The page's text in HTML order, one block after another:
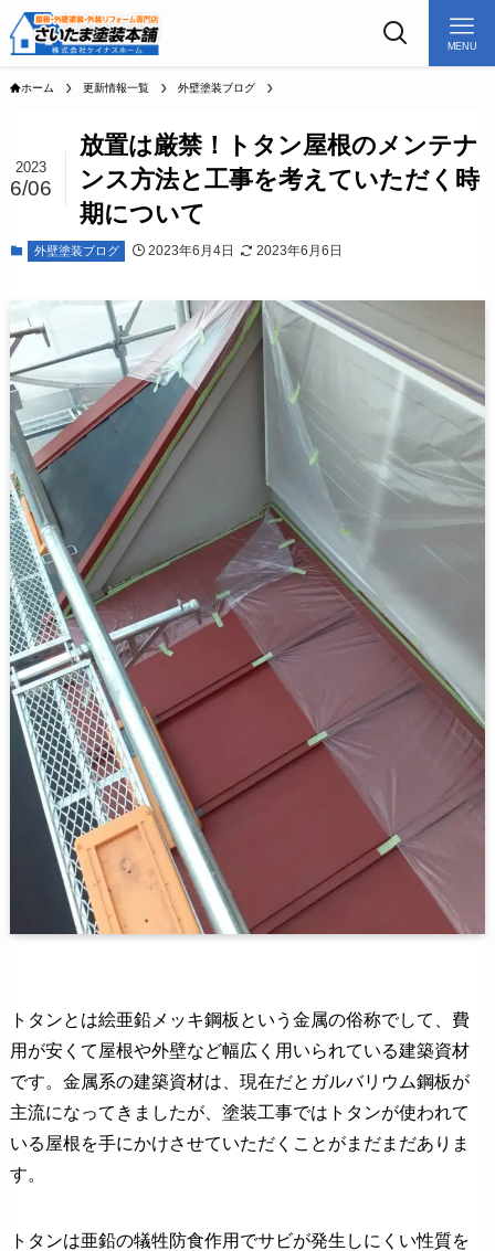
MENU
ホーム 更新情報一覧 外壁塗装ブログ
放置は厳禁！トタン屋根のメンテナ
ンス方法と工事を考えていただく時
期について
2023
6/06
外壁塗装ブログ 2023年6月4日 2023年6月6日
トタンとは絵亜鉛メッキ鋼板という金属の俗称でして、費
用が安くて屋根や外壁など幅広く用いられている建築資材
です。金属系の建築資材は、現在だとガルバリウム鋼板が
主流になってきましたが、塗装工事ではトタンが使われて
いる屋根を手にかけさせていただくことがまだまだありま
す。
トタンは亜鉛の犠牲防食作用でサビが発生しにくい性質を